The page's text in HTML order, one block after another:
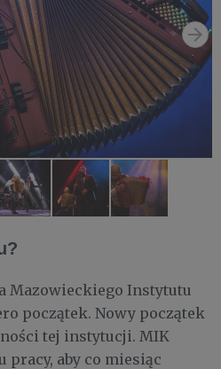
Mazowieckiego Instytutu
początek. Nowy początek
tej instytucji. MIK
pracy, aby co miesiąc